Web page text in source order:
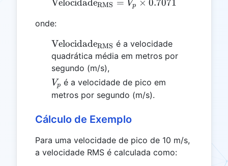
VelocidadeRMS = Vp × 0.7071
onde:
\text{Velocidade}_{\text{RMS}}
VelocidadeRMS é a velocidade
quadrática média em metros por
segundo (m/s),
V_p
Vp é a velocidade de pico em
metros por segundo (m/s).
Cálculo de Exemplo
Para uma velocidade de pico de 10 m/s,
a velocidade RMS é calculada como: